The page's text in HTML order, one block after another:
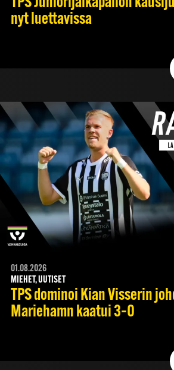
nyt luettavissa
01.08.2026
MIEHET, UUTISET
TPS dominoi Kian Visserin
Mariehamn kaatui 3–0